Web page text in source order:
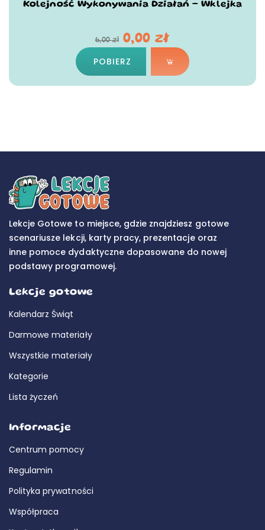
Kolejność Wykonywania Działań – Wklejka
6,00zł 0,00zł
POBIERZ
Lekcje Gotowe to miejsce, gdzie znajdziesz gotowe
scenariusze lekcji, karty pracy, prezentacje oraz
inne pomoce dydaktyczne dopasowane do nowej
podstawy programowej.
Lekcje gotowe
Kalendarz Świąt
Darmowe materiały
Wszystkie materiały
Kategorie
Lista życzeń
Informacje
Centrum pomocy
Regulamin
Polityka prywatności
Współpraca